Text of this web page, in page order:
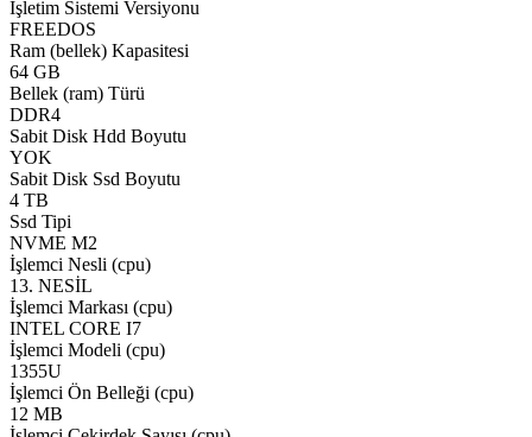
İşletim Sistemi Versiyonu
FREEDOS
Ram (bellek) Kapasitesi
64 GB
Bellek (ram) Türü
DDR4
Sabit Disk Hdd Boyutu
YOK
Sabit Disk Ssd Boyutu
4 TB
Ssd Tipi
NVME M2
İşlemci Nesli (cpu)
13. NESİL
İşlemci Markası (cpu)
INTEL CORE I7
İşlemci Modeli (cpu)
1355U
İşlemci Ön Belleği (cpu)
12 MB